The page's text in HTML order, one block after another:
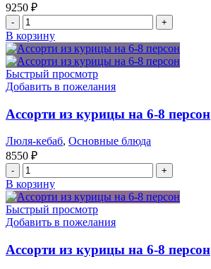
9250 ₽
Количество
товара
Рыбный
сет
на
4
В корзину
Быстрый просмотр
Добавить в пожелания
Ассорти из курицы на 6-8 персон
Люля-кебаб, Основные блюда
8550 ₽
Количество
товара
Ассорти
из
курицы
6-
8
В корзину
Быстрый просмотр
Добавить в пожелания
Ассорти из курицы на 6-8 персон